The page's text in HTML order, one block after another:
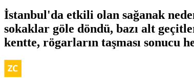
İstanbul'da etkili olan sağanak
sokaklar göle döndü, bazı alt
kentte, rögarların taşması sonucu